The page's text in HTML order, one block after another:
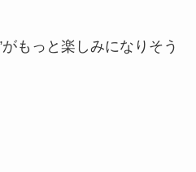
もっと楽しみになりそう